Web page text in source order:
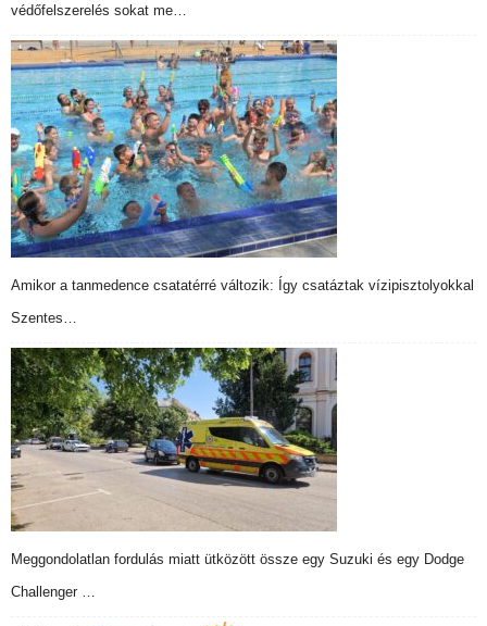
védőfelszerelés sokat me…
Amikor a tanmedence csatatérré változik: Így csatáztak vízipisztolyokkal
Szentes…
Meggondolatlan fordulás miatt ütközött össze egy Suzuki és egy Dodge
Challenger …